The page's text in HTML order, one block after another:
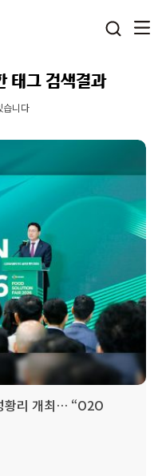
태그 검색결과
습니다
황리 개최… “O2O